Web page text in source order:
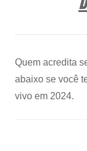
Quem acredita
abaixo se você
vivo em 2024.